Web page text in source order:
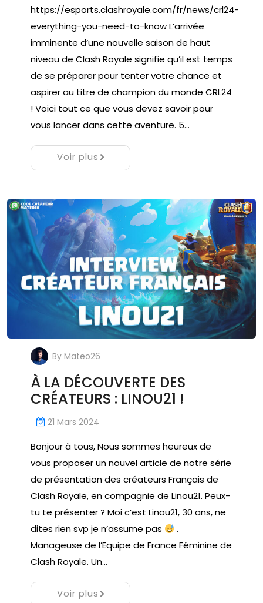
https://esports.clashroyale.com/fr/news/crl24-
everything-you-need-to-know L’arrivée
imminente d’une nouvelle saison de haut
niveau de Clash Royale signifie qu’il est temps
de se préparer pour tenter votre chance et
aspirer au titre de champion du monde CRL24
! Voici tout ce que vous devez savoir pour
vous lancer dans cette aventure. 5…
Voir plus
By Mateo26
À LA DÉCOUVERTE DES
CRÉATEURS : LINOU21 !
21 Mars 2024
Bonjour à tous, Nous sommes heureux de
vous proposer un nouvel article de notre série
de présentation des créateurs Français de
Clash Royale, en compagnie de Linou21. Peux-
tu te présenter ? Moi c’est Linou21, 30 ans, ne
dites rien svp je n’assume pas
.
Manageuse de l’Equipe de France Féminine de
Clash Royale. Un…
Voir plus